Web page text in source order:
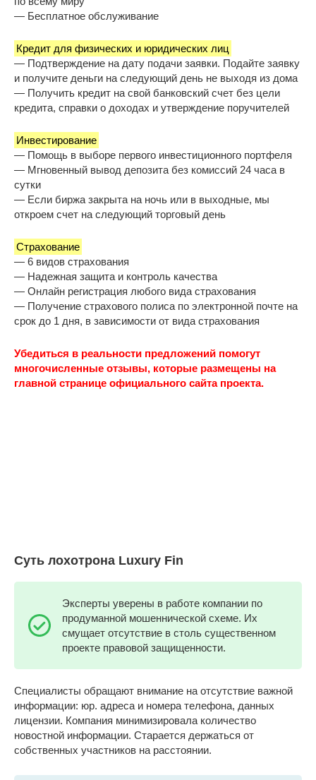
— Бесплатное обслуживание
Кредит для физических и юридических лиц
— Подтверждение на дату подачи заявки. Подайте заявку
и получите деньги на следующий день не выходя из дома
— Получить кредит на свой банковский счет без цели
кредита, справки о доходах и утверждение поручителей
Инвестирование
— Помощь в выборе первого инвестиционного портфеля
— Мгновенный вывод депозита без комиссий 24 часа в
сутки
— Если биржа закрыта на ночь или в выходные, мы
откроем счет на следующий торговый день
Страхование
— 6 видов страхования
— Надежная защита и контроль качества
— Онлайн регистрация любого вида страхования
— Получение страхового полиса по электронной почте на
срок до 1 дня, в зависимости от вида страхования
Убедиться в реальности предложений помогут
многочисленные отзывы, которые размещены на
главной странице официального сайта проекта.
Суть лохотрона Luxury Fin
Эксперты уверены в работе компании по
продуманной мошеннической схеме. Их
смущает отсутствие в столь существенном
проекте правовой защищенности.
Специалисты обращают внимание на отсутствие важной
информации: юр. адреса и номера телефона, данных
лицензии. Компания минимизировала количество
новостной информации. Старается держаться от
собственных участников на расстоянии.